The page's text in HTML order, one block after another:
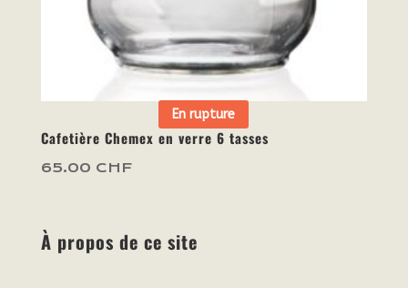
En rupture
Cafetière Chemex en verre 6 tasses
65.00 CHF
À propos de ce site